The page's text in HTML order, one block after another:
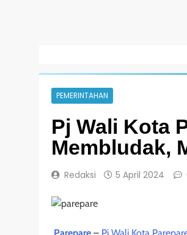
PEMERINTAHAN
Pj Wali Kota
Membludak,
Redaksi 5 April 2024